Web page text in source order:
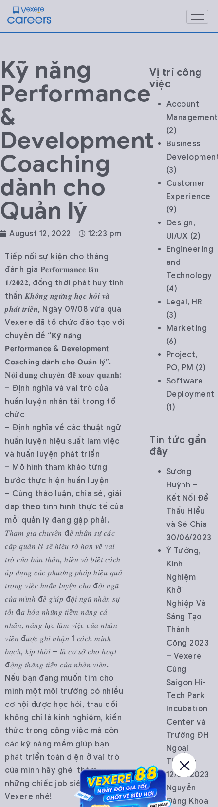
Kỹ năng
Performance
&
Development
Coaching
dành cho
Quản lý
August 12, 2022 12:23 pm
Tiếp nối sự kiện cho tháng
đánh giá 𝐏𝐞𝐫𝐟𝐨𝐫𝐦𝐚𝐧𝐜𝐞 𝐥𝐚̂̀𝐧
𝟏/𝟐𝟎𝟐𝟐, đồng thời phát huy tinh
thần 𝑲𝒉𝒐̂𝒏𝒈 𝒏𝒈𝒖̛̀𝒏𝒈 𝒉𝒐̣𝒄 𝒉𝒐̉𝒊 𝒗𝒂̀
𝒑𝒉𝒂́𝒕 𝒕𝒓𝒊𝒆̂̉𝒏, Ngày 09/08 vừa qua
Vexere đã tổ chức đào tạo với
chuyên đề “𝗞𝘆̃ 𝗻𝗮̆𝗻𝗴
𝗣𝗲𝗿𝗳𝗼𝗿𝗺𝗮𝗻𝗰𝗲 & 𝗗𝗲𝘃𝗲𝗹𝗼𝗽𝗺𝗲𝗻𝘁
𝗖𝗼𝗮𝗰𝗵𝗶𝗻𝗴 𝗱𝗮̀𝗻𝗵 𝗰𝗵𝗼 𝗤𝘂𝗮̉𝗻 𝗹𝘆́”.
𝐍𝐨̣̂𝐢 𝐝𝐮𝐧𝐠 𝐜𝐡𝐮𝐲𝐞̂𝐧 đ𝐞̂̀ 𝐱𝐨𝐚𝐲 𝐪𝐮𝐚𝐧𝐡:
– Định nghĩa và vai trò của
huấn luyện nhân tài trong tổ
chức
– Định nghĩa về các thuật ngữ
huấn luyện hiệu suất làm việc
và huấn luyện phát triển
– Mô hình tham khảo từng
bước thực hiện huấn luyện
– Cùng thảo luận, chia sẻ, giải
đáp theo tình hình thực tế của
mỗi quản lý đang gặp phải.
𝑇ℎ𝑎𝑚 𝑔𝑖𝑎 𝑐ℎ𝑢𝑦𝑒̂𝑛 đ𝑒̂̀ 𝑛ℎ𝑎̂𝑛 𝑠𝑢̛̣ 𝑐𝑎́𝑐
𝑐𝑎̂́𝑝 𝑞𝑢𝑎̉𝑛 𝑙𝑦́ 𝑠𝑒̃ ℎ𝑖𝑒̂̉𝑢 𝑟𝑜̃ ℎ𝑜̛𝑛 𝑣𝑒̂̀ 𝑣𝑎𝑖
𝑡𝑟𝑜̀ 𝑐𝑢̉𝑎 𝑏𝑎̉𝑛 𝑡ℎ𝑎̂𝑛, ℎ𝑖𝑒̂̉𝑢 𝑣𝑎̀ 𝑏𝑖𝑒̂́𝑡 𝑐𝑎́𝑐ℎ
𝑎́𝑝 𝑑𝑢̣𝑛𝑔 𝑐𝑎́𝑐 𝑝ℎ𝑢̛𝑜̛𝑛𝑔 𝑝ℎ𝑎́𝑝 ℎ𝑖𝑒̣̂𝑢 𝑞𝑢𝑎̉
𝑡𝑟𝑜𝑛𝑔 𝑣𝑖𝑒̣̂𝑐 ℎ𝑢𝑎̂́𝑛 𝑙𝑢𝑦𝑒̣̂𝑛 𝑐ℎ𝑜 đ𝑜̣̂𝑖 𝑛𝑔𝑢̃
𝑐𝑢̉𝑎 𝑚𝑖̀𝑛ℎ đ𝑒̂̉ 𝑔𝑖𝑢́𝑝 đ𝑜̣̂𝑖 𝑛𝑔𝑢̃ 𝑛ℎ𝑎̂𝑛 𝑠𝑢̛̣
𝑡𝑜̂́𝑖 đ𝑎 ℎ𝑜́𝑎 𝑛ℎ𝑢̛̃𝑛𝑔 𝑡𝑖𝑒̂̀𝑚 𝑛𝑎̆𝑛𝑔 𝑐𝑎́
𝑛ℎ𝑎̂𝑛, 𝑛𝑎̆𝑛𝑔 𝑙𝑢̛̣𝑐 𝑙𝑎̀𝑚 𝑣𝑖𝑒̣̂𝑐 𝑐𝑢̉𝑎 𝑛ℎ𝑎̂𝑛
𝑣𝑖𝑒̂𝑛 đ𝑢̛𝑜̛̣𝑐 𝑔ℎ𝑖 𝑛ℎ𝑎̣̂𝑛 1 𝑐𝑎́𝑐ℎ 𝑚𝑖𝑛ℎ
𝑏𝑎̣𝑐ℎ, 𝑘𝑖̣𝑝 𝑡ℎ𝑜̛̀𝑖 – 𝑙𝑎̀ 𝑐𝑜̛ 𝑠𝑜̛̉ 𝑐ℎ𝑜 ℎ𝑜𝑎̣𝑡
đ𝑜̣̂𝑛𝑔 𝑡ℎ𝑎̆𝑛𝑔 𝑡𝑖𝑒̂́𝑛 𝑐𝑢̉𝑎 𝑛ℎ𝑎̂𝑛 𝑣𝑖𝑒̂𝑛.
Nếu bạn đang muốn tìm cho
mình một môi trường có nhiều
cơ hội được học hỏi, trau dồi
không chỉ là kinh nghiệm, kiến
thức trong công việc mà còn
các kỹ năng mềm giúp bạn
phát triển toàn diện ở vai trò
của mình hãy ghé thăm
những chiếc job siêu xịn của
Vexere nhé!
Vị trí công
việc
Account
Management
(2)
Business
(3)
Customer
Experience
(9)
Design,
UI/UX (2)
Engineering
and
Technology
(4)
Legal, HR
(3)
Marketing
(6)
Project,
PO, PM (2)
Software
Deployment
(1)
Tin tức gần
đây
Sương
Huỳnh –
Kết Nối Để
Thấu Hiểu
và Sẻ Chia
30/06/2023
Ý Tưởng,
Kinh
Nghiệm
Khởi
Nghiệp Và
Sáng Tạo
Thành
Công 2023
– Vexere
Cùng
Saigon Hi-
Tech Park
Incubation
Center và
Trường ĐH
Ngoại
Thương
12/06/2023
Nguyễn
Đăng Khoa